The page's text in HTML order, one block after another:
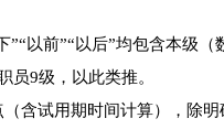
”“以前”“以后”均包含本级
员9级，以此类推。
含试用期时间计算），除明